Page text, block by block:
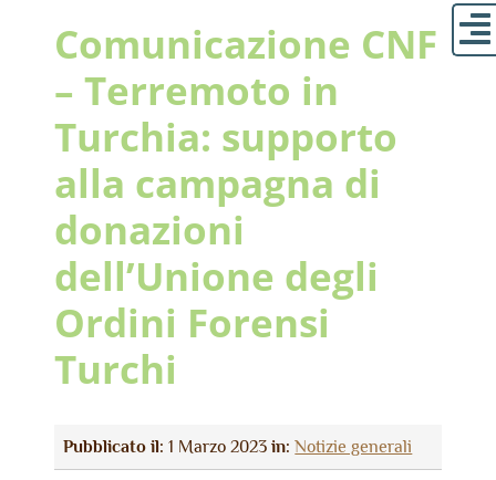
Comunicazione CNF
– Terremoto in
Turchia: supporto
alla campagna di
donazioni
dell’Unione degli
Ordini Forensi
Turchi
Pubblicato il: 1 Marzo 2023in: Notizie generali